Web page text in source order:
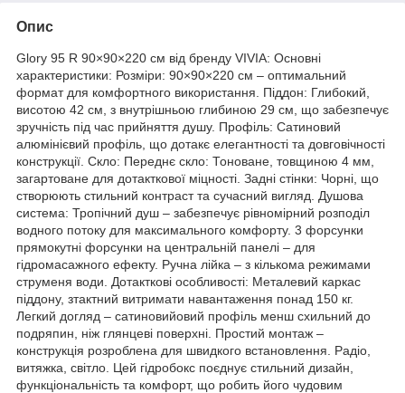
Опис
Glory 95 R 90×90×220 см від бренду VIVIA: Основні
характеристики: Розміри: 90×90×220 см – оптимальний
формат для комфортного використання. Піддон: Глибокий,
висотою 42 см, з внутрішньою глибиною 29 см, що забезпечує
зручність під час прийняття душу. Профіль: Сатиновий
алюмінієвий профіль, що дотакє елегантності та довговічності
конструкції. Скло: Переднє скло: Тоноване, товщиною 4 мм,
загартоване для дотакткової міцності. Задні стінки: Чорні, що
створюють стильний контраст та сучасний вигляд. Душова
система: Тропічний душ – забезпечує рівномірний розподіл
водного потоку для максимального комфорту. 3 форсунки
прямокутні форсунки на центральній панелі – для
гідромасажного ефекту. Ручна лійка – з кількома режимами
струменя води. Дотакткові особливості: Металевий каркас
піддону, зтактний витримати навантаження понад 150 кг.
Легкий догляд – сатиновийовий профіль менш схильний до
подряпин, ніж глянцеві поверхні. Простий монтаж –
конструкція розроблена для швидкого встановлення. Радіо,
витяжка, світло. Цей гідробокс поєднує стильний дизайн,
функціональність та комфорт, що робить його чудовим